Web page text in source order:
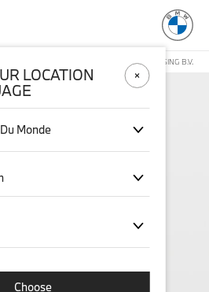
GÉRÉE PAR STICHD SPORTSMERCHANDISING B.V.
LOCATION
Monde
Choose